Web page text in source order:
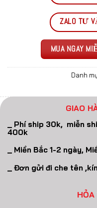
ZALO TƯ
MUA NGAY
Danh
GIAO
_ Phí ship 30k, miễn
400k
_ Miền Bắc 1-2 ngày,
_ Đơn gửi đi che tên
HỎA